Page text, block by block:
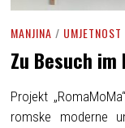
MANJINA / UMJETNOST
Zu Besuch im
Projekt
romske moderne